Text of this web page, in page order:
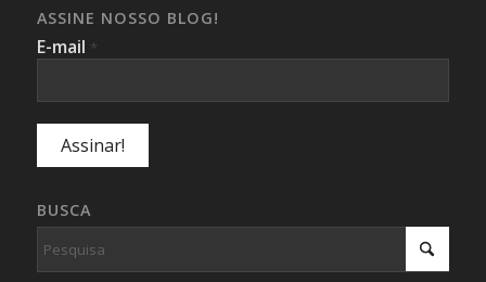
ASSINE NOSSO BLOG!
E-mail *
BUSCA